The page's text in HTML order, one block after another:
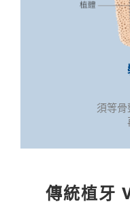
須等骨
傳統植牙